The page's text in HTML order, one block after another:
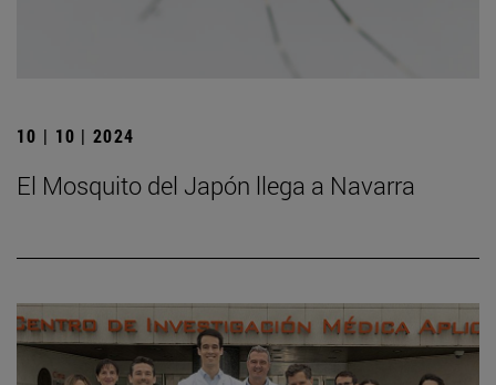
10 | 10 | 2024
El Mosquito del Japón llega a Navarra